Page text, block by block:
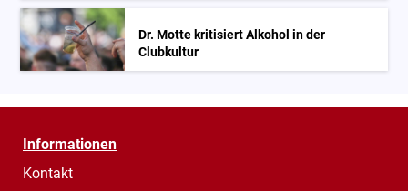
Dr. Motte kritisiert Alkohol in der
Clubkultur
Informationen
Kontakt